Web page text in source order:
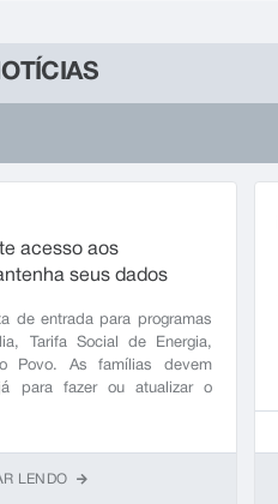
acesso aos
seus dados
de entrada para programas
Tarifa Social de Energia,
Povo. As famílias devem
para fazer ou atualizar o
das 8h às 11h30 e das
LENDO